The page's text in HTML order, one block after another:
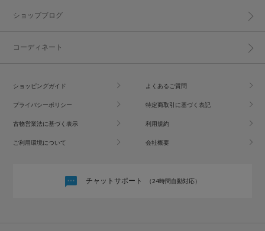
ショップブログ
コーディネート
ショッピングガイド よくあるご質問
プライバシーポリシー 特定商取引に基づく表記
古物営業法に基づく表示 利用規約
ご利用環境について 会社概要
チャットサポート （24時間自動対応）